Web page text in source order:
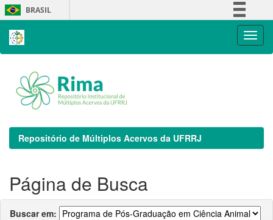
Skip
navigation
BRASIL
Repositório de Múltiplos Acervos da UFRRJ
Página de Busca
Buscar em: